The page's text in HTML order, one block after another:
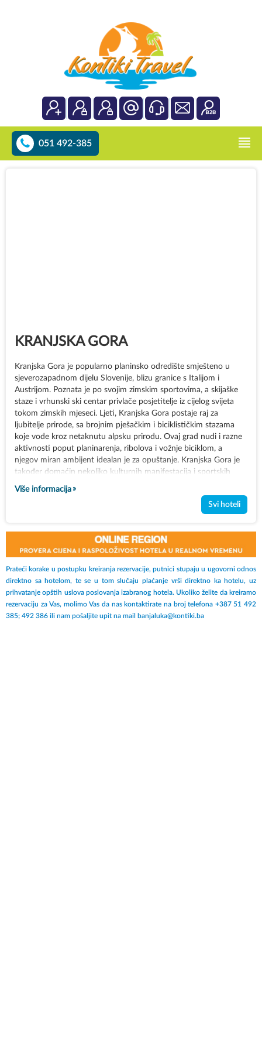
051 492-385
KRANJSKA GORA
Kranjska Gora je popularno planinsko odredište smješteno u
sjeverozapadnom dijelu Slovenije, blizu granice s Italijom i
Austrijom. Poznata je po svojim zimskim sportovima, a skijaške
staze i vrhunski ski centar privlače posjetitelje iz cijelog svijeta
tokom zimskih mjeseci. Ljeti, Kranjska Gora postaje raj za
ljubitelje prirode, sa brojnim pješačkim i biciklističkim stazama
koje vode kroz netaknutu alpsku prirodu. Ovaj grad nudi i razne
aktivnosti poput planinarenja, ribolova i vožnje biciklom, a
njegov miran ambijent idealan je za opuštanje. Kranjska Gora je
također domaćin nekoliko kulturnih manifestacija i sportskih
događanja tokom godine. S predivnim pogledima na Julijske Alpe
i kristalno čiste jezera, Kranjska Gora je savršeno mjesto za
Više informacija
Svi hoteli
Prateći korake u postupku kreiranja rezervacije, putnici stupaju u ugovorni odnos
direktno sa hotelom, te se u tom slučaju plaćanje vrši direktno ka hotelu, uz
prihvatanje opštih uslova poslovanja izabranog hotela. Ukoliko želite da kreiramo
rezervaciju za Vas, molimo Vas da nas kontaktirate na broj telefona +387 51 492
385; 492 386 ili nam pošaljite upit na mail banjaluka@kontiki.ba